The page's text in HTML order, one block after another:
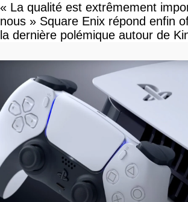
« La qualité est extrêmement
nous » Square Enix répond enfin
la dernière polémique autour de